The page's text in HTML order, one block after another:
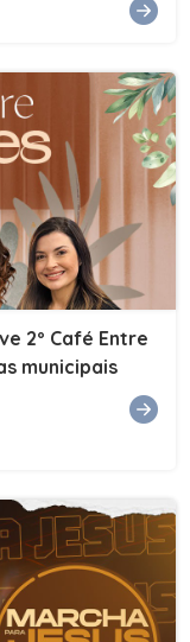
2º Café Entre
municipais